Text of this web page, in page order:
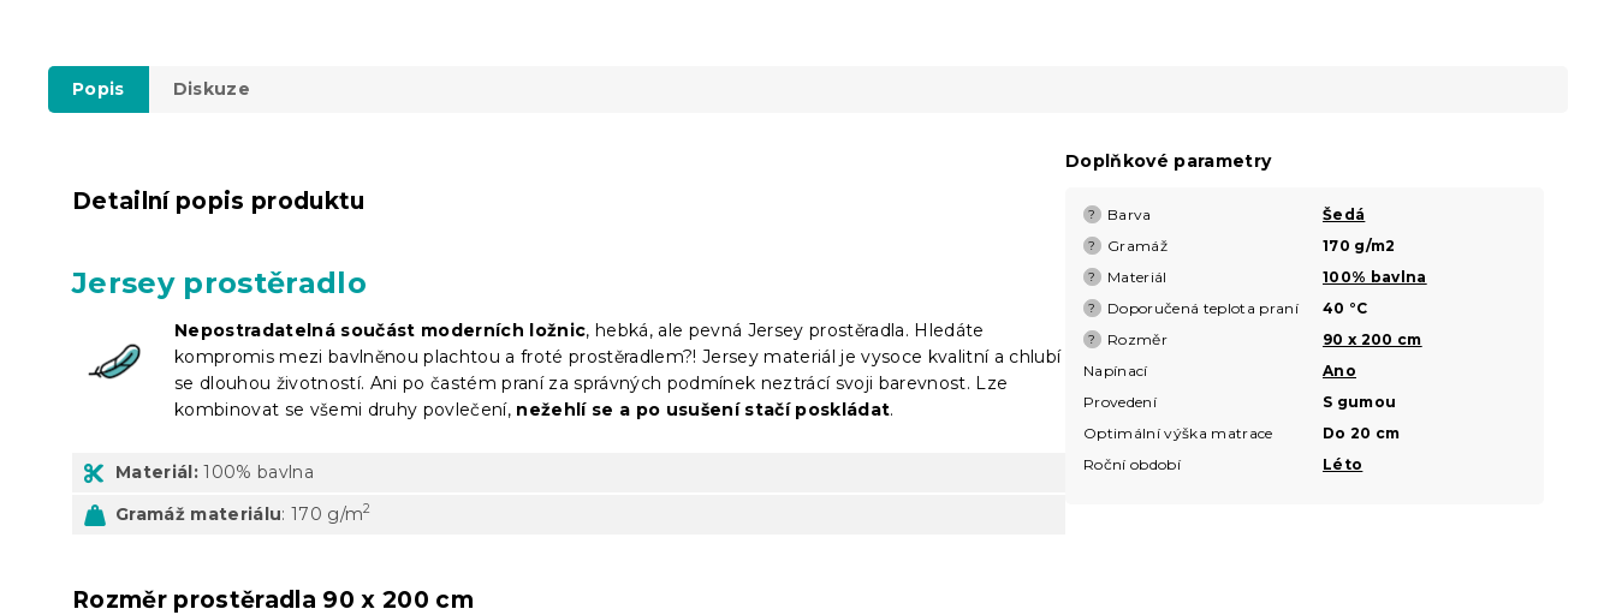
Popis Diskuze
Detailní popis produktu
Jersey prostěradlo
Nepostradatelná součást moderních ložnic, hebká, ale pevná Jersey prostěradla. Hledáte
kompromis mezi bavlněnou plachtou a froté prostěradlem?! Jersey materiál je vysoce kvalitní a chlubí
se dlouhou životností. Ani po častém praní za správných podmínek neztrácí svoji barevnost. Lze
kombinovat se všemi druhy povlečení, nežehlí se a po usušení stačí poskládat.
Materiál: 100% bavlna
Gramáž materiálu: 170 g/m2
Rozměr prostěradla 90 x 200 cm
Doplňkové parametry
? Barva Šedá
? Gramáž 170 g/m2
? Materiál 100% bavlna
? Doporučená teplota praní 40 °C
? Rozměr
90 x 200 cm
Napínací
Ano
Provedení
S gumou
Optimální výška matrace
Do 20 cm
Roční období
Léto